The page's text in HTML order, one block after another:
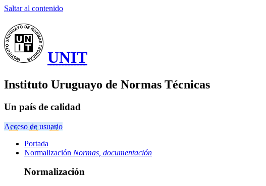
Saltar al contenido
UNIT
Instituto Uruguayo de Normas Técnicas
Un país de calidad
Acceso de usuario
Portada
Normalización Normas, documentación
Normalización